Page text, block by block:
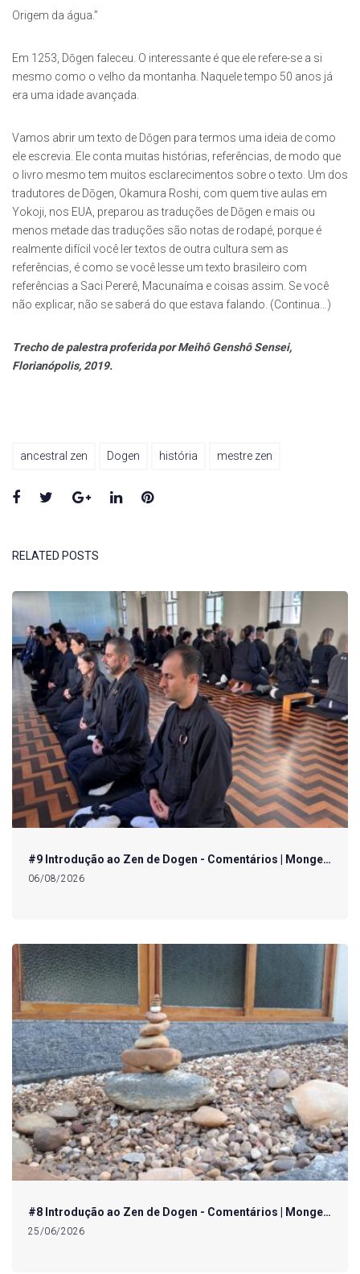
Origem da água.”
Em 1253, Dōgen faleceu. O interessante é que ele refere-se a si
mesmo como o velho da montanha. Naquele tempo 50 anos já
era uma idade avançada.
Vamos abrir um texto de Dōgen para termos uma ideia de como
ele escrevia. Ele conta muitas histórias, referências, de modo que
o livro mesmo tem muitos esclarecimentos sobre o texto. Um dos
tradutores de Dōgen, Okamura Roshi, com quem tive aulas em
Yokoji, nos EUA, preparou as traduções de Dōgen e mais ou
menos metade das traduções são notas de rodapé, porque é
realmente difícil você ler textos de outra cultura sem as
referências, é como se você lesse um texto brasileiro com
referências a Saci Pererê, Macunaíma e coisas assim. Se você
não explicar, não se saberá do que estava falando. (Continua…)
Trecho de palestra proferida por Meihô Genshô Sensei,
Florianópolis, 2019.
ancestral zen Dogen história mestre zen
Facebook
TwitterGoogle+LinkedInPinterest
RELATED POSTS
#9 Introdução ao Zen de Dogen - Comentários | Monge…
06/08/2026
#8 Introdução ao Zen de Dogen - Comentários | Monge…
25/06/2026